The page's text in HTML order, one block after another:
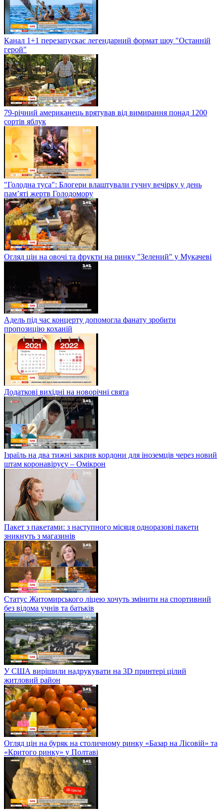
Канал 1+1 перезапускає легендарний формат шоу "Останній
герой"
79-річний американець врятував від вимирання понад 1200
сортів яблук
"Голодна туса": Блогери влаштували гучну вечірку у день
пам’яті жертв Голодомору
Огляд цін на овочі та фрукти на ринку "Зелений" у Мукачеві
Адель під час концерту допомогла фанату зробити
пропозицію коханій
Додаткові вихідні на новорічні свята
Ізраїль на два тижні закрив кордони для іноземців через новий
штам коронавірусу – Омікрон
Пакет з пакетами: з наступного місяця одноразові пакети
зникнуть з магазинів
Статус Житомирського ліцею хочуть змінити на спортивний
без відома учнів та батьків
У США вирішили надрукувати на 3D принтері цілий
житловий район
Огляд цін на буряк на столичному ринку «Базар на Лісовій» та
«Критого ринку» у Полтаві